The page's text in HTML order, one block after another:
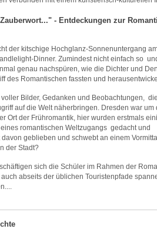
- Entdeckungen zur
der kitschige Hochglanz-Sonnenuntergang
Dinner. Zumindest nicht einfach so
genau nachspüren, wie die Dichter und
des Romantischen fassten und
voller Bilder, Gedanken und Beobachtungen,
auf die Welt näherbringen. Dresden war um
Ort der Frühromantik, hier wurden erstmals
romantischen Weltzugangs gedacht und
geblieben und schwebt an einem
der Stadt?
sich die Schüler im Rahmen der
abseits der üblichen Touristenpfade